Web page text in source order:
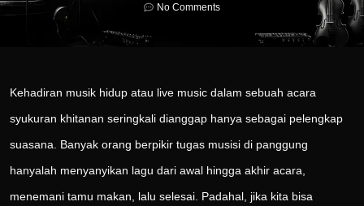
No Comments
Kehadiran musik hidup atau live music dalam sebuah acara
syukuran khitanan seringkali dianggap hanya sebagai pelengkap
suasana. Banyak orang berpikir tugas musisi di panggung
hanyalah menyanyikan lagu dari awal hingga akhir acara,
menemani tamu makan, lalu selesai. Padahal, jika kita bisa